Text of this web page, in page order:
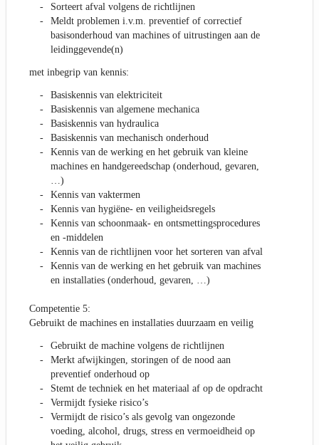
Sorteert afval volgens de richtlijnen
Meldt problemen i.v.m. preventief of correctief
basisonderhoud van machines of uitrustingen aan de
leidinggevende(n)
met inbegrip van kennis:
Basiskennis van elektriciteit
Basiskennis van algemene mechanica
Basiskennis van hydraulica
Basiskennis van mechanisch onderhoud
Kennis van de werking en het gebruik van kleine
machines en handgereedschap (onderhoud, gevaren,
…)
Kennis van vaktermen
Kennis van hygiëne- en veiligheidsregels
Kennis van schoonmaak- en ontsmettingsprocedures
en -middelen
Kennis van de richtlijnen voor het sorteren van afval
Kennis van de werking en het gebruik van machines
en installaties (onderhoud, gevaren, …)
Competentie 5:
Gebruikt de machines en installaties duurzaam en veilig
Gebruikt de machine volgens de richtlijnen
Merkt afwijkingen, storingen of de nood aan
preventief onderhoud op
Stemt de techniek en het materiaal af op de opdracht
Vermijdt fysieke risico’s
Vermijdt de risico’s als gevolg van ongezonde
voeding, alcohol, drugs, stress en vermoeidheid op